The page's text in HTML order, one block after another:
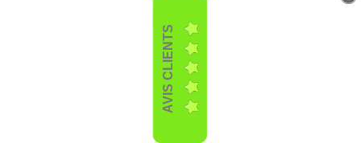
AVIS CLIENTS